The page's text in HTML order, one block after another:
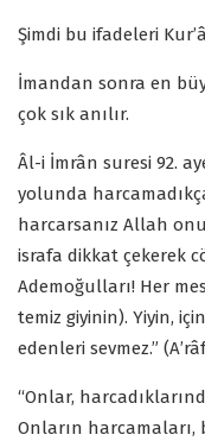
Şimdi bu ifadeleri
İmandan sonra en
çok sık anılır.
Âl-i İmrân suresi 92.
yolunda
harcarsanız Allah
israfa dikkat çekerek
Ademoğulları! Her
temiz giyinin). Yiyin,
edenleri sevmez.”
“Onlar,
Onların harcamaları,